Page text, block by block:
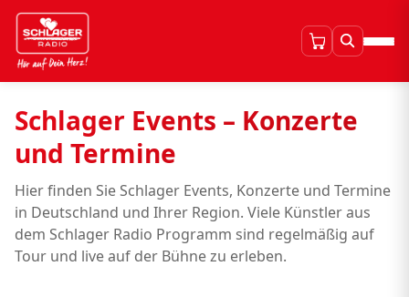
Schlager Events – Konzerte
und Termine
Hier finden Sie Schlager Events, Konzerte und Termine
in Deutschland und Ihrer Region. Viele Künstler aus
dem Schlager Radio Programm sind regelmäßig auf
Tour und live auf der Bühne zu erleben.